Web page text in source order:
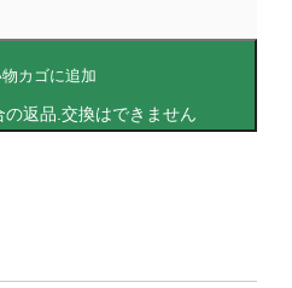
カゴに追加